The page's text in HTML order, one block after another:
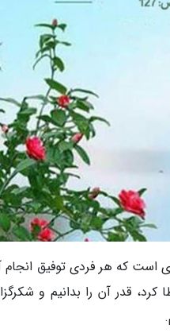
که هر فردی توفیق انجام
قدر آن را بدانیم و